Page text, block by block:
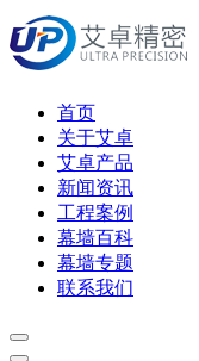
首页
关于艾卓
艾卓产品
新闻资讯
工程案例
幕墙百科
幕墙专题
联系我们